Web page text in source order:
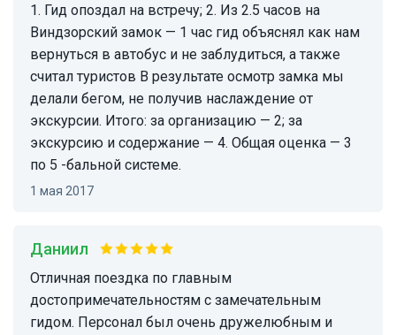
1. Гид опоздал на встречу; 2. Из 2.5 часов на
Виндзорский замок — 1 час гид объяснял как нам
вернуться в автобус и не заблудиться, а также
считал туристов В результате осмотр замка мы
делали бегом, не получив наслаждение от
экскурсии. Итого: за организацию — 2; за
экскурсию и содержание — 4. Общая оценка — 3
по 5 -бальной системе.
1 мая 2017
Даниил
Отличная поездка по главным
достопримечательностям с замечательным
гидом. Персонал был очень дружелюбным и